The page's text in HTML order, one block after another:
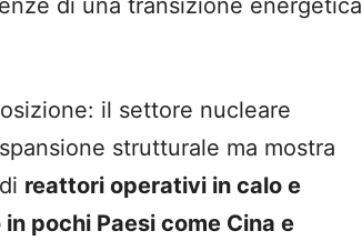
di una transizione energetica
il settore nucleare
strutturale ma mostra
reattori operativi in calo e
pochi Paesi come Cina e